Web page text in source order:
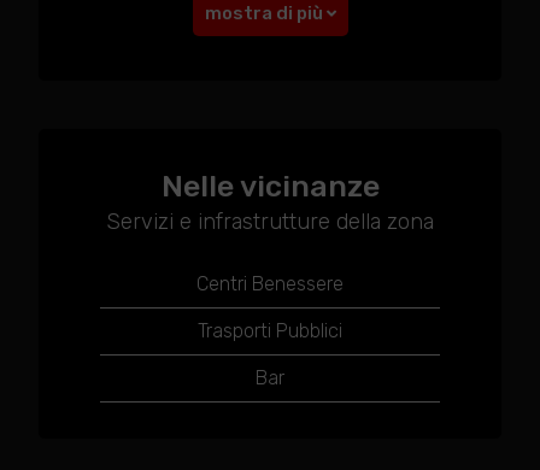
mostra di più
Nelle vicinanze
Servizi e infrastrutture della zona
Centri Benessere
Trasporti Pubblici
Bar